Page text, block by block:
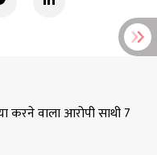
करने वाला आरोपी साथी 7